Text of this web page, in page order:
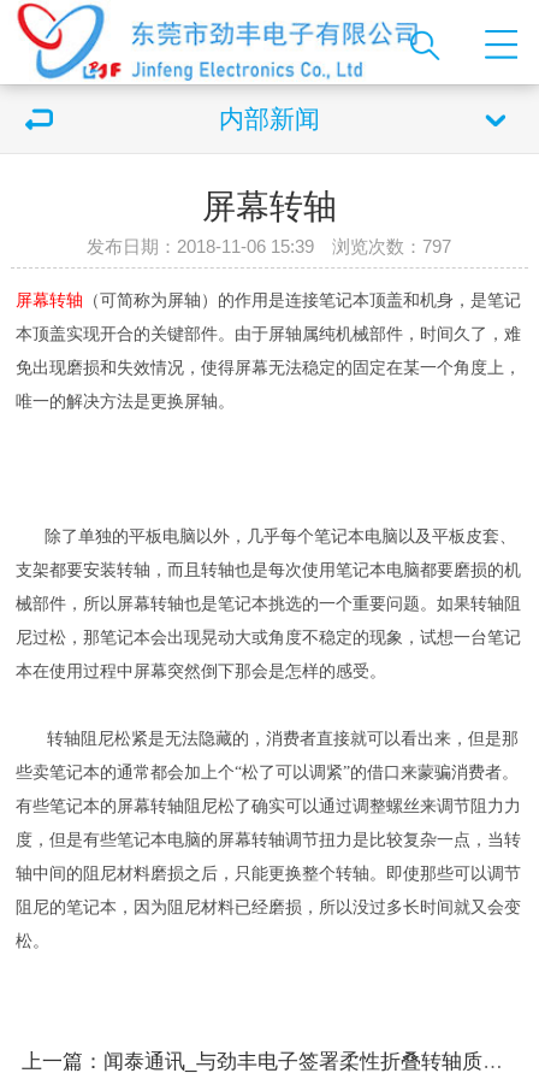
内部新闻
屏幕转轴
发布日期：2018-11-06 15:39 浏览次数：797
屏幕转轴 （可简称为屏轴）的作用是连接笔记本顶盖和机身，是笔记
本顶盖实现开合的关键部件。由于屏轴属纯机械部件，时间久了，难
免出现磨损和失效情况，使得屏幕无法稳定的固定在某一个角度上，
唯一的解决方法是更换屏轴。
除了单独的平板电脑以外，几乎每个笔记本电脑以及平板皮套、
支架都要安装转轴，而且转轴也是每次使用笔记本电脑都要磨损的机
械部件，所以屏幕转轴也是笔记本挑选的一个重要问题。如果转轴阻
尼过松，那笔记本会出现晃动大或角度不稳定的现象，试想一台笔记
本在使用过程中屏幕突然倒下那会是怎样的感受。
转轴阻尼松紧是无法隐藏的，消费者直接就可以看出来，但是那
些卖笔记本的通常都会加上个“松了可以调紧”的借口来蒙骗消费者。
有些笔记本的屏幕转轴阻尼松了确实可以通过调整螺丝来调节阻力力
度，但是有些笔记本电脑的屏幕转轴调节扭力是比较复杂一点，当转
轴中间的阻尼材料磨损之后，只能更换整个转轴。即使那些可以调节
阻尼的笔记本，因为阻尼材料已经磨损，所以没过多长时间就又会变
松。
上一篇：闻泰通讯_与劲丰电子签署柔性折叠转轴质量协议